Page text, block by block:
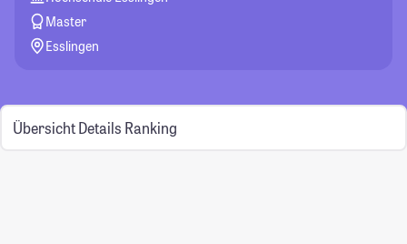
Master
Esslingen
Übersicht Details Ranking